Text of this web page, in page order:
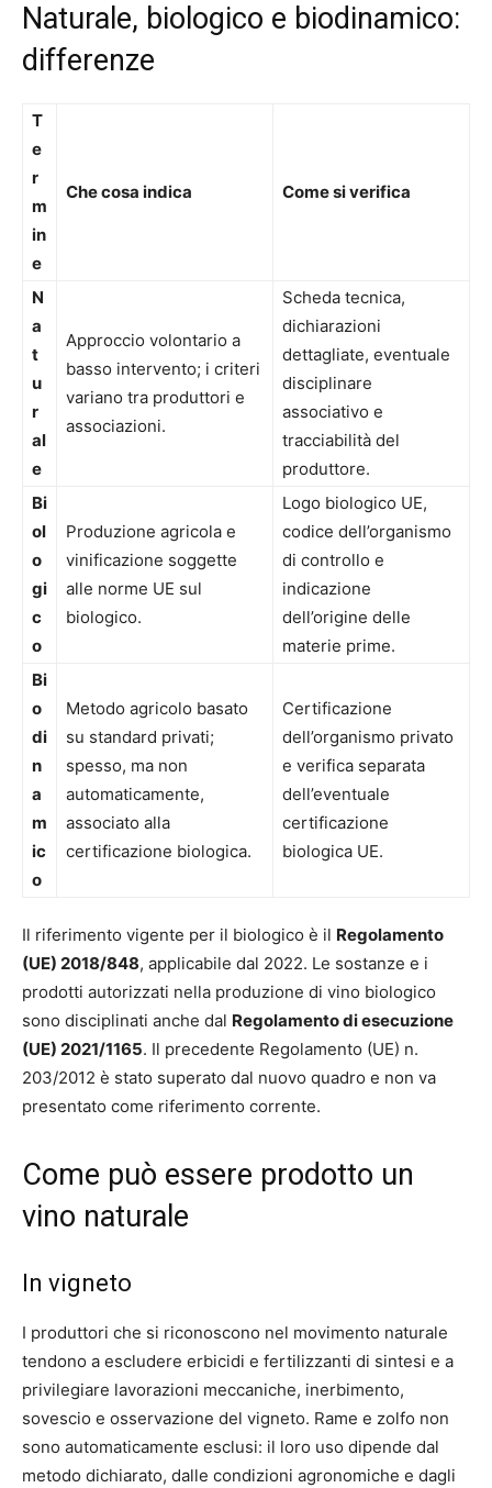
Naturale, biologico e biodinamico:
differenze
T
e
r
m
in
e
Che cosa indica Come si verifica
N
a
t
u
r
al
e
Approccio volontario a
basso intervento; i criteri
variano tra produttori e
associazioni.
Scheda tecnica,
dichiarazioni
dettagliate, eventuale
disciplinare
associativo e
tracciabilità del
produttore.
Bi
ol
o
gi
c
o
Produzione agricola e
vinificazione soggette
alle norme UE sul
biologico.
Logo biologico UE,
codice dell’organismo
di controllo e
indicazione
dell’origine delle
materie prime.
Bi
o
di
n
a
m
ic
o
Metodo agricolo basato
su standard privati;
spesso, ma non
automaticamente,
associato alla
certificazione biologica.
Certificazione
dell’organismo privato
e verifica separata
dell’eventuale
certificazione
biologica UE.
Il riferimento vigente per il biologico è il Regolamento
(UE) 2018/848, applicabile dal 2022. Le sostanze e i
prodotti autorizzati nella produzione di vino biologico
sono disciplinati anche dal Regolamento di esecuzione
(UE) 2021/1165. Il precedente Regolamento (UE) n.
203/2012 è stato superato dal nuovo quadro e non va
presentato come riferimento corrente.
Come può essere prodotto un
vino naturale
In vigneto
I produttori che si riconoscono nel movimento naturale
tendono a escludere erbicidi e fertilizzanti di sintesi e a
privilegiare lavorazioni meccaniche, inerbimento,
sovescio e osservazione del vigneto. Rame e zolfo non
sono automaticamente esclusi: il loro uso dipende dal
metodo dichiarato, dalle condizioni agronomiche e dagli